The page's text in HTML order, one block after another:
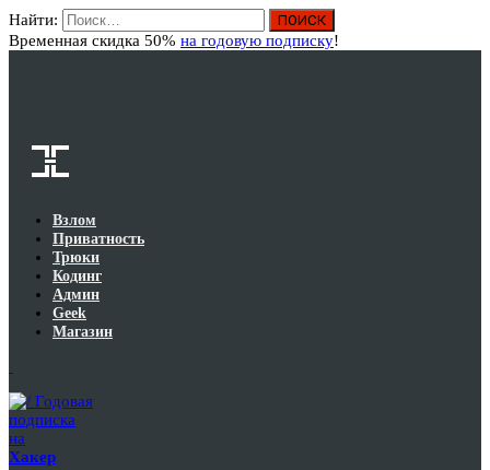
Найти:
Временная скидка 50% на годовую подписку!
Взлом
Приватность
Трюки
Кодинг
Админ
Geek
Магазин
Годовая
подписка
на
Хакер